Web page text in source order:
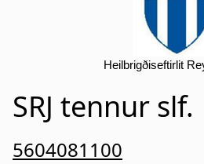
Heilbrigðiseftirlit
SRJ tennur slf.
5604081100